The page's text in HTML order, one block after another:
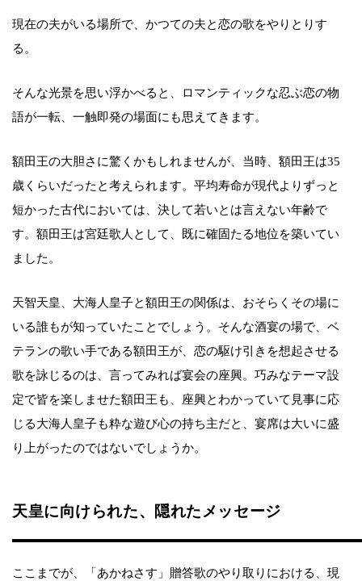
現在の夫がいる場所で、かつての夫と恋の歌をやりとりす
る。
そんな光景を思い浮かべると、ロマンティックな忍ぶ恋の物
語が一転、一触即発の場面にも思えてきます。
額田王の大胆さに驚くかもしれませんが、当時、額田王は35
歳くらいだったと考えられます。平均寿命が現代よりずっと
短かった古代においては、決して若いとは言えない年齢で
す。額田王は宮廷歌人として、既に確固たる地位を築いてい
ました。
天智天皇、大海人皇子と額田王の関係は、おそらくその場に
いる誰もが知っていたことでしょう。そんな酒宴の場で、ベ
テランの歌い手である額田王が、恋の駆け引きを想起させる
歌を詠じるのは、言ってみれば宴会の座興。巧みなテーマ設
定で皆を楽しませた額田王も、座興とわかっていて見事に応
じる大海人皇子も粋な遊び心の持ち主だと、宴席は大いに盛
り上がったのではないでしょうか。
天皇に向けられた、隠れたメッセージ
ここまでが、「あかねさす」贈答歌のやり取りにおける、現